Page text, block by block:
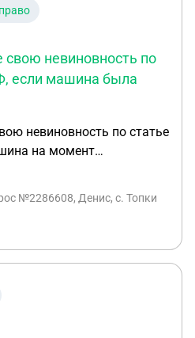
свою невиновность по
если машина была
невиновность по статье
на момент
и когда
пояснение
но, как я считаю
ТС у них нет. Какие
свою правоту в суде и
№2286608, Денис, с. Топки